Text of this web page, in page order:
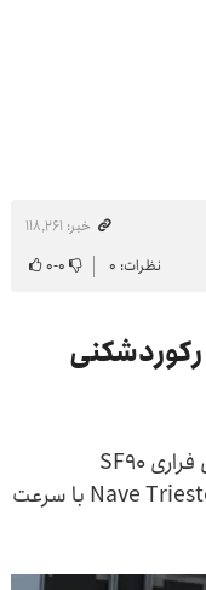
خبر: ۱۱۸٬۲۶۱
نظرات: ۰ ۰-۰
فابیو بارونه، راننده ایتالیایی با خودروی فراری SF90
Stradale توانست روی عرشه کشتی Nave Trieste با سرعت